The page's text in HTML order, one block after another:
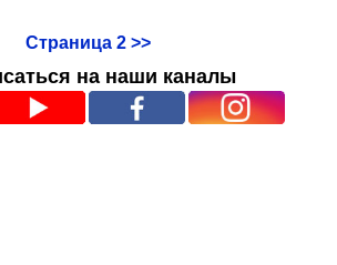
Страница 2 >>
на наши каналы